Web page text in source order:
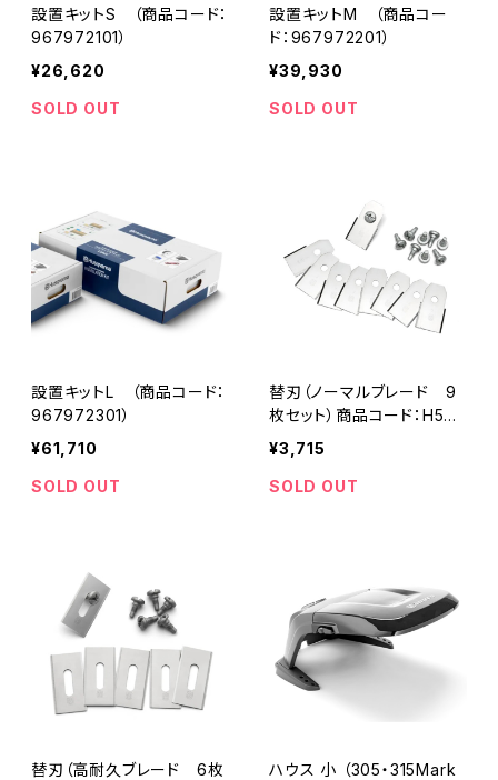
設置キットS （商品コード：
967972101）
¥26,620
SOLD OUT
設置キットM （商品コー
ド：967972201）
¥39,930
SOLD OUT
設置キットL （商品コード：
967972301）
¥61,710
SOLD OUT
替刃（ノーマルブレード 9
枚セット）商品コード：H577
864603
¥3,715
SOLD OUT
替刃（高耐久ブレード 6枚
ハウス 小 （305・315Mark